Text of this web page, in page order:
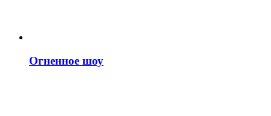
Огненное шоу